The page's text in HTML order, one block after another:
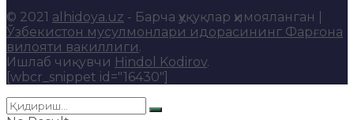
© 2021 alhidoya.uz - Барча ҳуқуқлар ҳимояланган |
Ўзбекистон мусулмонлари идорасининг Фарғона
вилояти вакиллиги.
Ишлаб чиқувчи Hindol Kodirov.
[wbcr_snippet id="16430"]